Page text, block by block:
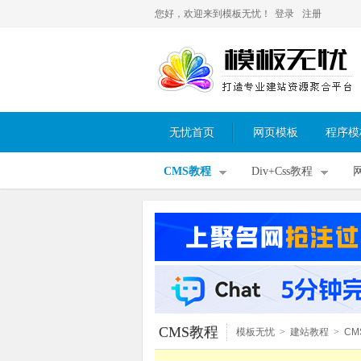
您好，欢迎来到模板无忧！ 登录 注册
无忧首页 网页模板 程序模
CMS教程 Div+Css教程
CMS教程 模板无忧 > 建站教程 >